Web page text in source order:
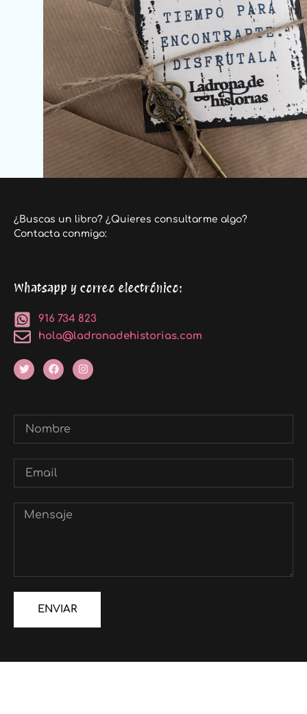
¿Buscas un libro? ¿Quieres consultarme algo?
Contacta conmigo:
Whatsapp y correo electrónico:
916 734 823
hola@ladronadehistorias.com
ENVIAR